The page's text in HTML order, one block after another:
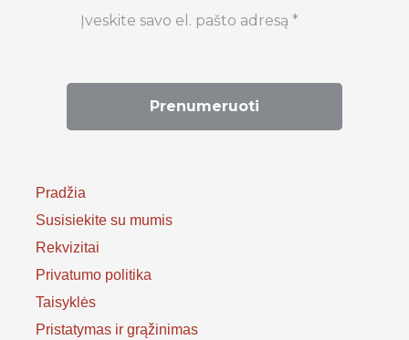
Pradžia
Susisiekite su mumis
Rekvizitai
Privatumo politika
Taisyklės
Pristatymas ir grąžinimas